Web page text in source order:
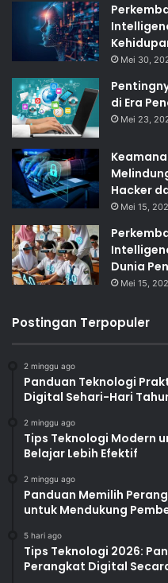
Mei 30,
di Era
Mei 23,
Hacker
Mei 15,
Dunia
Mei 15,
Postingan Terpopuler
2 minggu ago
Panduan Teknologi
Digital Sehari-Hari
2 minggu ago
Tips Teknologi Modern
Belajar Lebih Efektif
2 minggu ago
Panduan Memilih
untuk Mendukung
5 hari ago
Tips Teknologi 2026:
Perangkat Digital